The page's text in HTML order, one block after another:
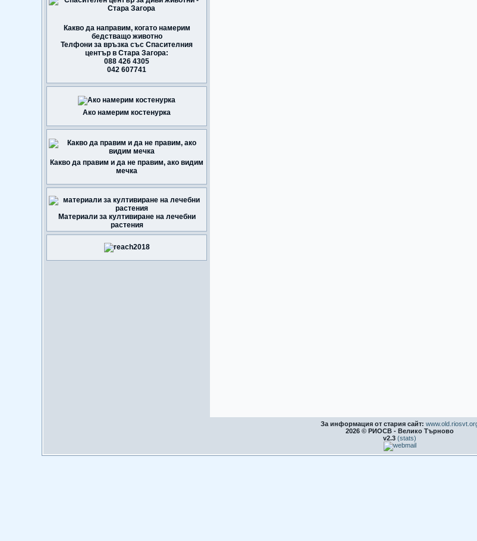
Какво да направим, когато намерим
бедстващо животно
Телфони за връзка със Спасителния
център в Стара Загора:
088 426 4305
042 607741
Ако намерим костенурка
Какво да правим и да не правим, ако видим
мечка
Материали за култивиране на лечебни
растения
За информация от стария сайт:
2026 © РИОСВ - Велико Търново
v2.3 (stats)